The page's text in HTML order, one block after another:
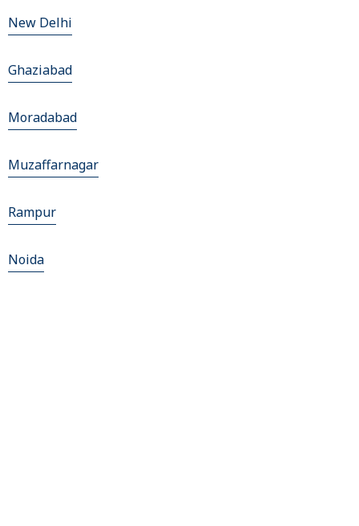
New Delhi
Ghaziabad
Moradabad
Muzaffarnagar
Rampur
Noida